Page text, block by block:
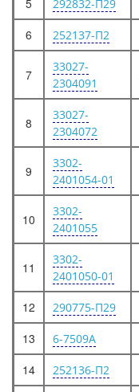
5 292832-П29
6
252137-П2
7
33027-
2304091
8
33027-
2304072
9
3302-
2401054-01
10
3302-
2401055
11
3302-
2401050-01
12 290775-П29
13
6-7509А
14
252136-П2